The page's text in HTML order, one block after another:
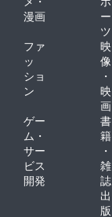
漫画
ー
ツ
ファ
ッ
ショ
ン
映
像
・
映
画
ゲー
ム・
サー
ビス
開発
書
籍
・
雑
誌
出
版